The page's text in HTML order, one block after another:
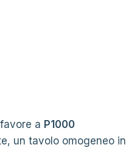
a P1000
un tavolo omogeneo in